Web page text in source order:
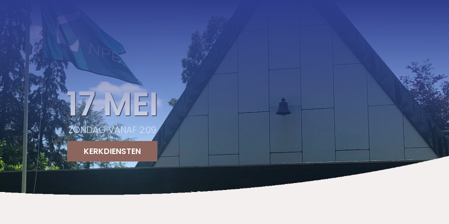
17 MEI
ZONDAG VANAF 2:09
KERKDIENSTEN